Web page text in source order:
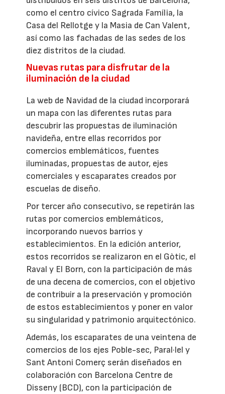
como el centro cívico Sagrada Família, la
Casa del Rellotge y la Masia de Can Valent,
así como las fachadas de las sedes de los
diez distritos de la ciudad.
Nuevas rutas para disfrutar de la
iluminación de la ciudad
La web de Navidad de la ciudad incorporará
un mapa con las diferentes rutas para
descubrir las propuestas de iluminación
navideña, entre ellas recorridos por
comercios emblemáticos, fuentes
iluminadas, propuestas de autor, ejes
comerciales y escaparates creados por
escuelas de diseño.
Por tercer año consecutivo, se repetirán las
rutas por comercios emblemáticos,
incorporando nuevos barrios y
establecimientos. En la edición anterior,
estos recorridos se realizaron en el Gòtic, el
Raval y El Born, con la participación de más
de una decena de comercios, con el objetivo
de contribuir a la preservación y promoción
de estos establecimientos y poner en valor
su singularidad y patrimonio arquitectónico.
Además, los escaparates de una veintena de
comercios de los ejes Poble-sec, Paral·lel y
Sant Antoni Comerç serán diseñados en
colaboración con Barcelona Centre de
Disseny (BCD), con la participación de